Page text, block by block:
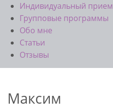
Индивидуальный прием
Групповые программы
Обо мне
Статьи
Отзывы
Максим